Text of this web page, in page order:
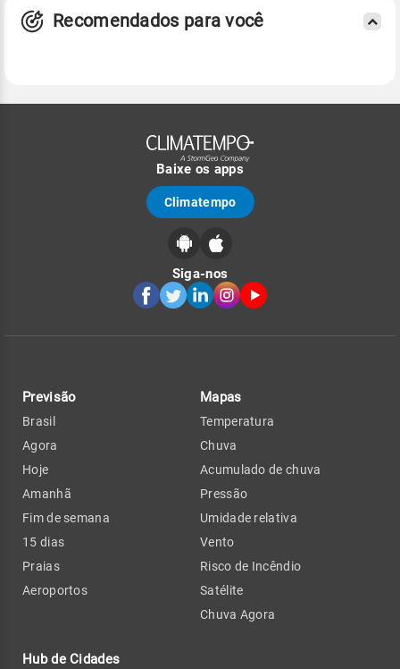
Recomendados para você
Baixe os apps
Climatempo
Siga-nos
Previsão
Brasil
Agora
Hoje
Amanhã
Fim de semana
15 dias
Praias
Aeroportos
Hub de Cidades
Mapas
Temperatura
Chuva
Acumulado de chuva
Pressão
Umidade relativa
Vento
Risco de Incêndio
Satélite
Chuva Agora